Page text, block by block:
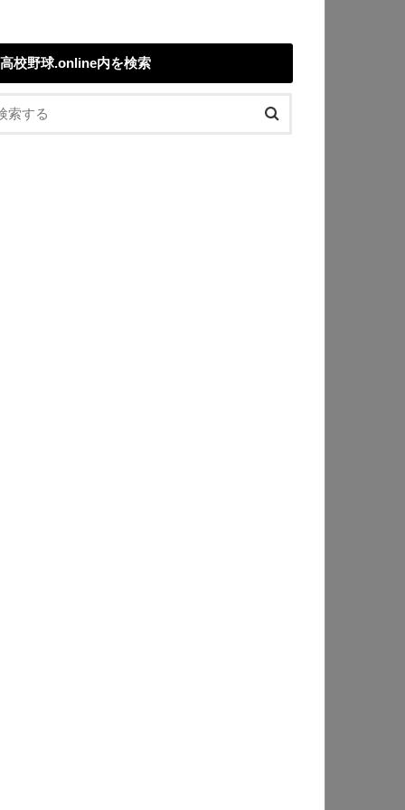
高校野球.online内を検索